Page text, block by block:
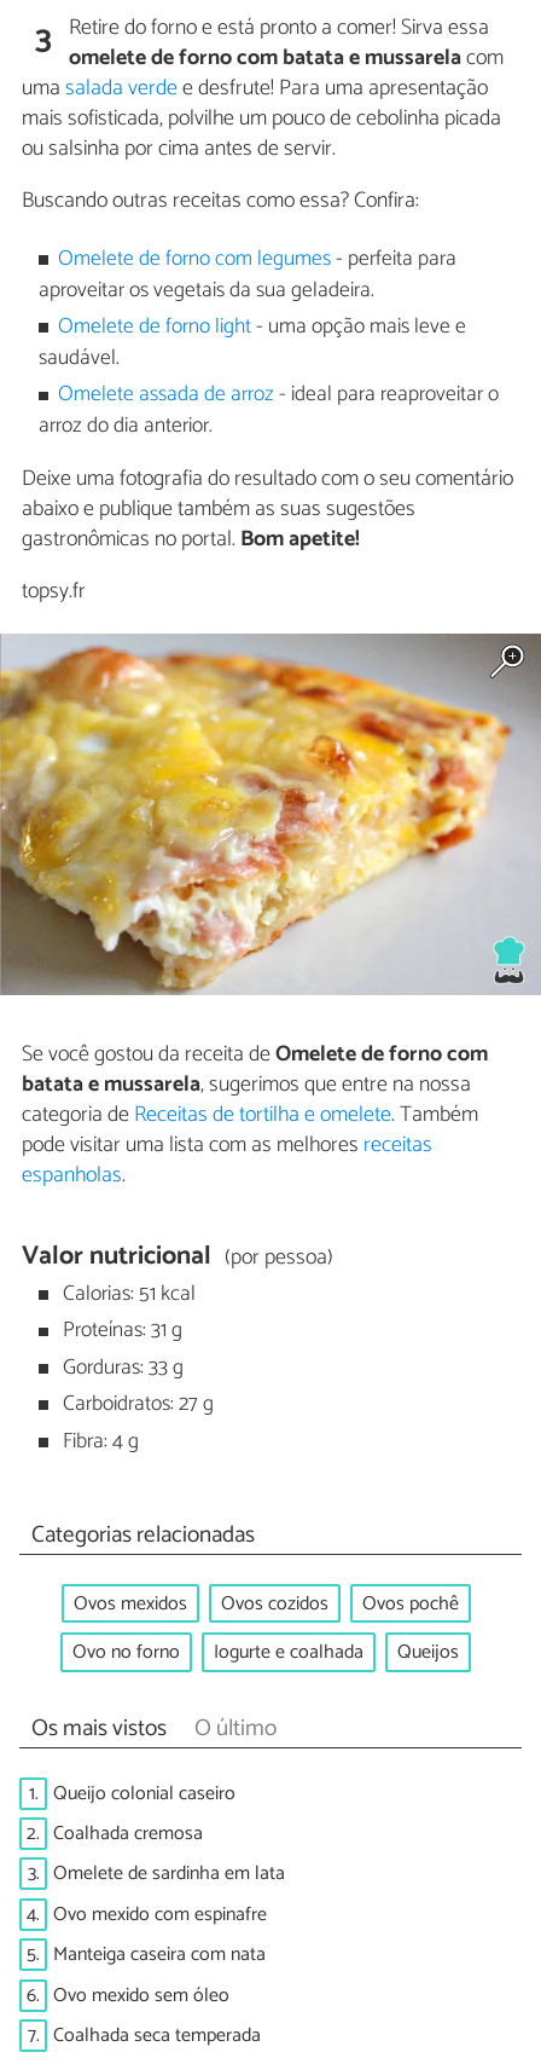
3 Retire do forno e está pronto a comer! Sirva essa
omelete de forno com batata e mussarelacom
umasalada verdee desfrute! Para uma apresentação
mais sofisticada, polvilhe um pouco de cebolinha picada
ou salsinha por cima antes de servir.
Buscando outras receitas como essa? Confira:
Omelete de forno com legumes- perfeita para
aproveitar os vegetais da sua geladeira.
Omelete de forno light- uma opção mais leve e
saudável.
Omelete assada de arroz- ideal para reaproveitar o
arroz do dia anterior.
Deixe uma fotografia do resultado com o seu comentário
abaixo e publique também as suas sugestões
gastronômicas no portal. Bom apetite!
topsy.fr
Se você gostou da receita deOmelete de forno com
batata e mussarela, sugerimos que entre na nossa
categoria deReceitas de tortilha e omelete. Também
pode visitar uma lista com as melhores receitas
espanholas.
Valor nutricional (por pessoa)
Calorias: 51 kcal
Proteínas: 31 g
Gorduras: 33 g
Carboidratos: 27 g
Fibra: 4 g
Categorias relacionadas
Ovos mexidos Ovos cozidos
Ovos pochê
Ovo no forno
Iogurte e coalhada Queijos
Os mais vistos O último
1. Queijo colonial caseiro
2. Coalhada cremosa
3. Omelete de sardinha em lata
4. Ovo mexido com espinafre
5. Manteiga caseira com nata
6. Ovo mexido sem óleo
7. Coalhada seca temperada